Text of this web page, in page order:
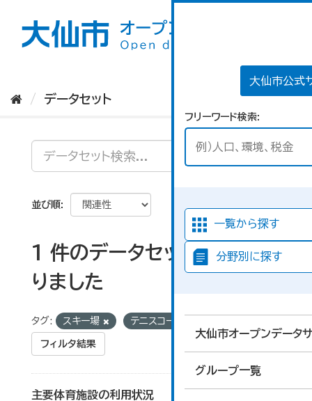
大仙市公式
フリーワード検索
一覧から探す
分野別に探す
大仙市オープンデータ
グループ一覧
データセット
並び順
1 件のデータセットが見つか
りました
タグ: スキー場 テニスコート
フィルタ結果
主要体育施設の利用状況